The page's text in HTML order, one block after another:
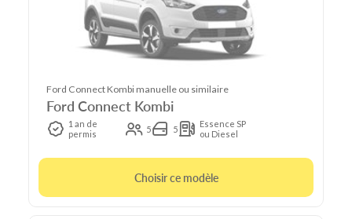
Ford Connect Kombi manuelle ou similaire
Ford Connect Kombi
1 an de
permis
5 5
Essence SP
ou Diesel
Choisir ce modèle